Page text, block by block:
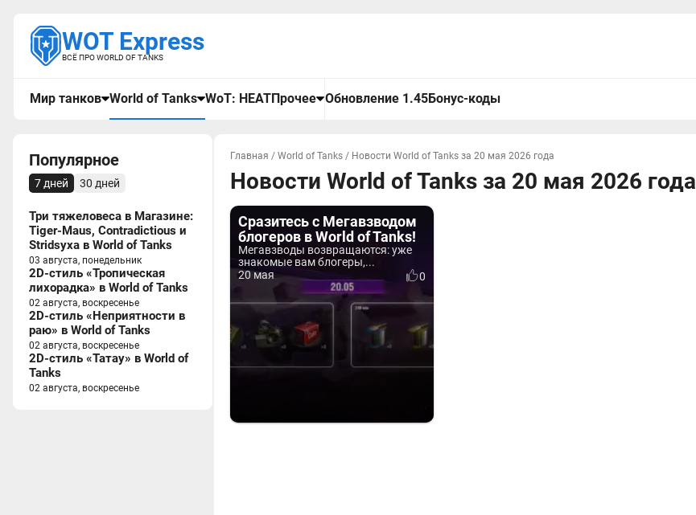
WOT Express
ВСЁ ПРО WORLD OF TANKS
Мир танков World of Tanks WoT: HEATПрочее Обновление 1.45Бонус-коды
Популярное
7 дней 30 дней
Три тяжеловеса в Магазине:
Tiger-Maus, Contradictious и
Stridsyxa в World of Tanks
03 августа, понедельник
2D-стиль «Тропическая
лихорадка» в World of Tanks
02 августа, воскресенье
2D-стиль «Неприятности в
раю» в World of Tanks
02 августа, воскресенье
2D-стиль «Татау» в World of
Tanks
02 августа, воскресенье
Главная / World of Tanks / Новости World of Tanks за 20 мая 2026 года
Новости World of Tanks за 20 мая 2026 года
Сразитесь с Мегавзводом
блогеров в World of Tanks!
Мегавзводы возвращаются: уже
знакомые вам блогеры,...
20 мая
0